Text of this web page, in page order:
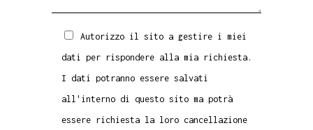
Autorizzo il sito a gestire i miei
dati per rispondere alla mia richiesta.
I dati potranno essere salvati
all'interno di questo sito ma potrà
essere richiesta la loro cancellazione